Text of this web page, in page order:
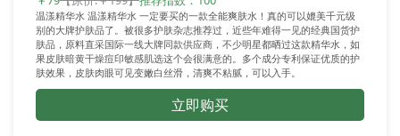
温漾精华水 温漾精华水 一定要买的一款全能爽肤水！真的可以媲美千元级
别的大牌护肤品了。被很多护肤杂志推荐过，近些年难得一见的经典国货护
肤品，原料直采国际一线大牌同款供应商，不少明星都晒过这款精华水，如
果皮肤暗黄干燥痘印敏感肌选这个会很满意的。多个成分专利保证优质的护
肤效果，皮肤肉眼可见变嫩白丝滑，清爽不粘腻，可以入手。
立即购买